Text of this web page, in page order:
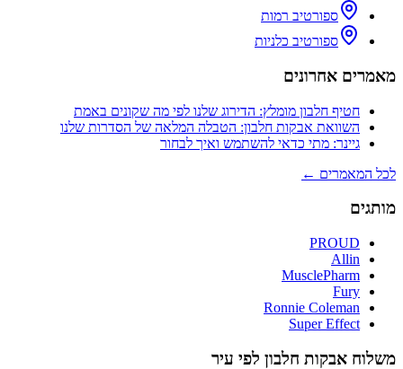
ספורטיב רמות
ספורטיב כלניות
מאמרים אחרונים
חטיף חלבון מומלץ: הדירוג שלנו לפי מה שקונים באמת
השוואת אבקות חלבון: הטבלה המלאה של הסדרות שלנו
גיינר: מתי כדאי להשתמש ואיך לבחור
לכל המאמרים ←
מותגים
PROUD
Allin
MusclePharm
Fury
Ronnie Coleman
Super Effect
משלוח אבקות חלבון לפי עיר